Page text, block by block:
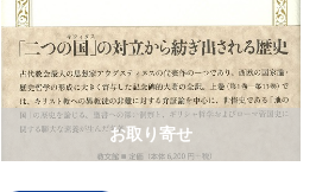
お取り寄せ